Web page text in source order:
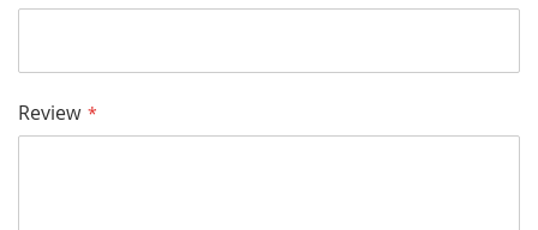
Review